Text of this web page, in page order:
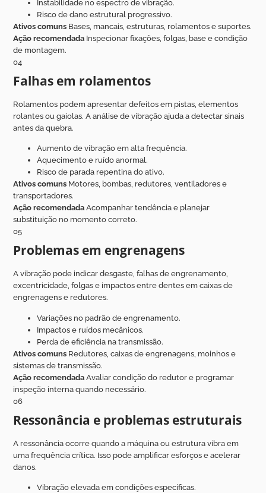
Instabilidade no espectro de vibração.
Risco de dano estrutural progressivo.
Ativos comuns Bases, mancais, estruturas, rolamentos e suportes.
Ação recomendada Inspecionar fixações, folgas, base e condição
de montagem.
04
Falhas em rolamentos
Rolamentos podem apresentar defeitos em pistas, elementos
rolantes ou gaiolas. A análise de vibração ajuda a detectar sinais
antes da quebra.
Aumento de vibração em alta frequência.
Aquecimento e ruído anormal.
Risco de parada repentina do ativo.
Ativos comuns Motores, bombas, redutores, ventiladores e
transportadores.
Ação recomendada Acompanhar tendência e planejar
substituição no momento correto.
05
Problemas em engrenagens
A vibração pode indicar desgaste, falhas de engrenamento,
excentricidade, folgas e impactos entre dentes em caixas de
engrenagens e redutores.
Variações no padrão de engrenamento.
Impactos e ruídos mecânicos.
Perda de eficiência na transmissão.
Ativos comuns Redutores, caixas de engrenagens, moinhos e
sistemas de transmissão.
Ação recomendada Avaliar condição do redutor e programar
inspeção interna quando necessário.
06
Ressonância e problemas estruturais
A ressonância ocorre quando a máquina ou estrutura vibra em
uma frequência crítica. Isso pode amplificar esforços e acelerar
danos.
Vibração elevada em condições específicas.